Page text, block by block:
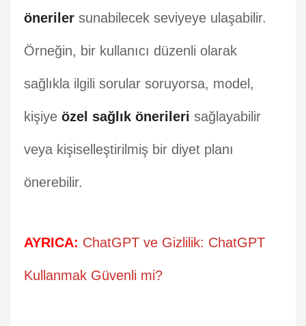
öneriler sunabilecek seviyeye ulaşabilir.
Örneğin, bir kullanıcı düzenli olarak
sağlıkla ilgili sorular soruyorsa, model,
kişiye özel sağlık önerileri sağlayabilir
veya kişiselleştirilmiş bir diyet planı
önerebilir.
AYRICA: ChatGPT ve Gizlilik: ChatGPT
Kullanmak Güvenli mi?